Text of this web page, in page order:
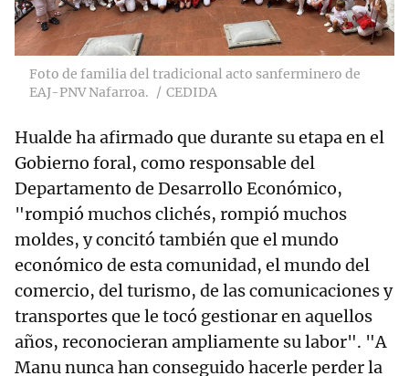
Foto de familia del tradicional acto sanferminero de
EAJ-PNV Nafarroa.
CEDIDA
Hualde ha afirmado que durante su etapa en el
Gobierno foral, como responsable del
Departamento de Desarrollo Económico,
"rompió muchos clichés, rompió muchos
moldes, y concitó también que el mundo
económico de esta comunidad, el mundo del
comercio, del turismo, de las comunicaciones y
transportes que le tocó gestionar en aquellos
años, reconocieran ampliamente su labor". "A
Manu nunca han conseguido hacerle perder la